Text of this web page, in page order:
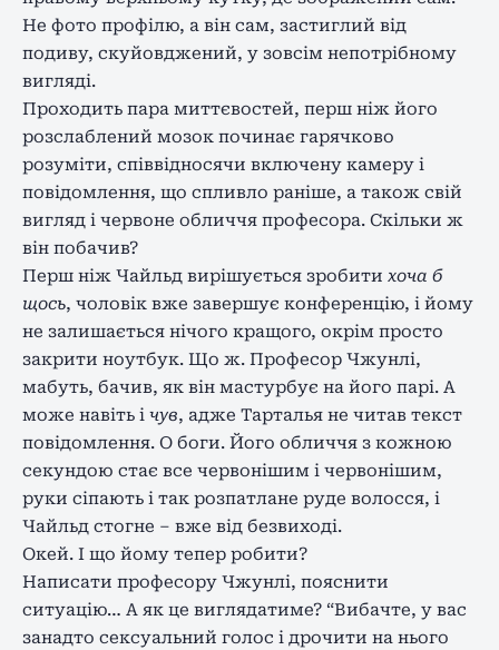
Не фото профілю, а він сам, застиглий від
подиву, скуйовджений, у зовсім непотрібному
вигляді.
Проходить пара миттєвостей, перш ніж його
розслаблений мозок починає гарячково
розуміти, співвідносячи включену камеру і
повідомлення, що спливло раніше, а також свій
вигляд і червоне обличчя професора. Скільки ж
він побачив?
Перш ніж Чайльд вирішується зробити хоча б
щось, чоловік вже завершує конференцію, і йому
не залишається нічого кращого, окрім просто
закрити ноутбук. Що ж. Професор Чжунлі,
мабуть, бачив, як він мастурбує на його парі. А
може навіть і чув, адже Тарталья не читав текст
повідомлення. О боги. Його обличчя з кожною
секундою стає все червонішим і червонішим,
руки сіпають і так розпатлане руде волосся, і
Чайльд стогне – вже від безвиході.
Окей. І що йому тепер робити?
Написати професору Чжунлі, пояснити
ситуацію… А як це виглядатиме? “Вибачте, у вас
занадто сексуальний голос і дрочити на нього